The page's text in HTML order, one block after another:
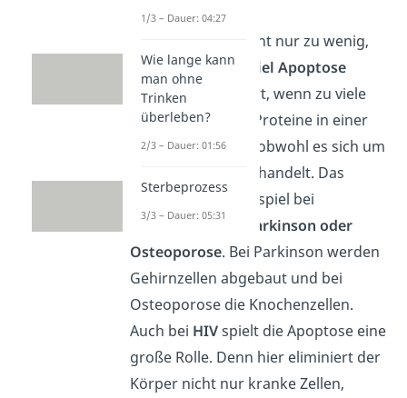
Jedoch kann es nicht nur zu wenig,
sondern auchzu viel Apoptose
geben. Das passiert, wenn zu viele
pro-apoptotische Proteine in einer
Zelle vorkommen, obwohl es sich um
keine kranke Zelle handelt. Das
findest du zum Beispiel bei
Krankheiten wie
Parkinson oder
Osteoporose. Bei Parkinson werden
Gehirnzellen abgebaut und bei
Osteoporose die Knochenzellen.
Auch bei HIVspielt die Apoptose eine
große Rolle. Denn hier eliminiert der
Körper nicht nur kranke Zellen,
1/3 – Dauer: 04:27
Wie lange kann
man ohne
Trinken
überleben?
2/3 – Dauer: 01:56
Sterbeprozess
3/3 – Dauer: 05:31